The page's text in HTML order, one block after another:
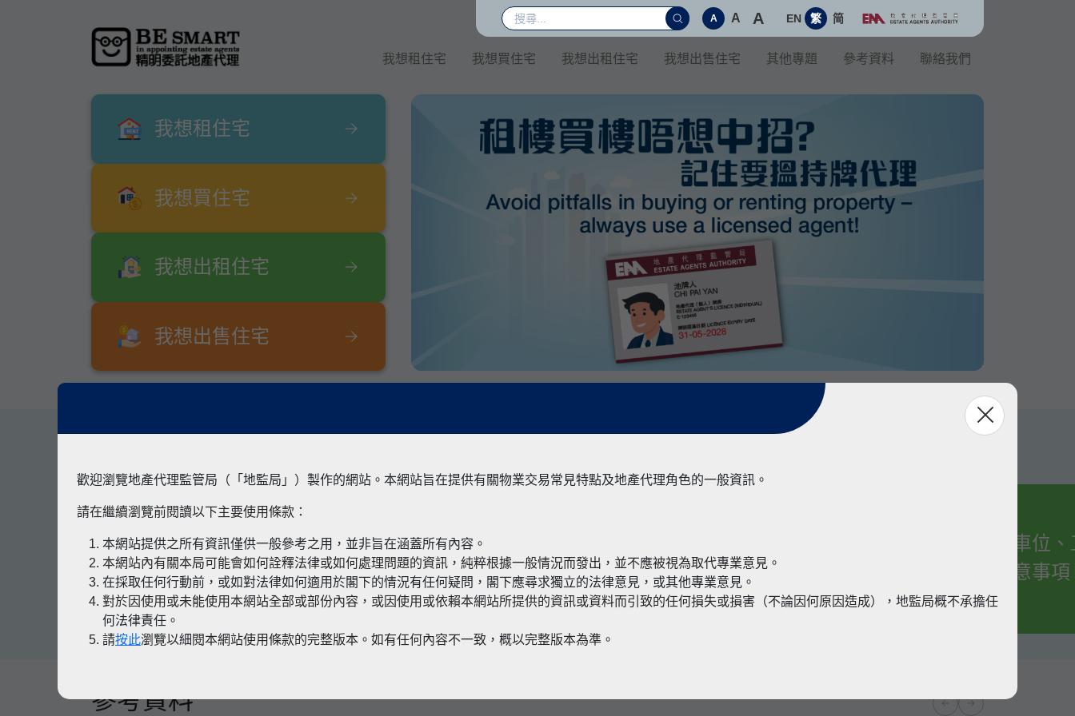
A A A EN 繁 简
我想租住宅 我想買住宅 我想出租住宅 我想出售住宅 其他專題 參考資料 聯絡我們
我想租住宅
我想買住宅
我想出租住宅
我想出售住宅
有關凶宅 有關境外物業
有關車位
的注意事項
參考資料
歡迎瀏覽地產代理監管局（「地監局」）製作的網站。本網站旨在提供有關物業交易常見特點及地產代理角色的一般資訊。
請在繼續瀏覽前閱讀以下主要使用條款：
本網站提供之所有資訊僅供一般參考之用，並非旨在涵蓋所有內容。
本網站內有關本局可能會如何詮釋法律或如何處理問題的資訊，純粹根據一般情況而發出，並不應被視為取代專業意見。
在採取任何行動前，或如對法律如何適用於閣下的情況有任何疑問，閣下應尋求獨立的法律意見，或其他專業意見。
對於因使用或未能使用本網站全部或部份內容，或因使用或依賴本網站所提供的資訊或資料而引致的任何損失或損害（不論因何原因造成），地監局概不承擔任
何法律責任。
請按此瀏覽以細閱本網站使用條款的完整版本。如有任何內容不一致，概以完整版本為準。